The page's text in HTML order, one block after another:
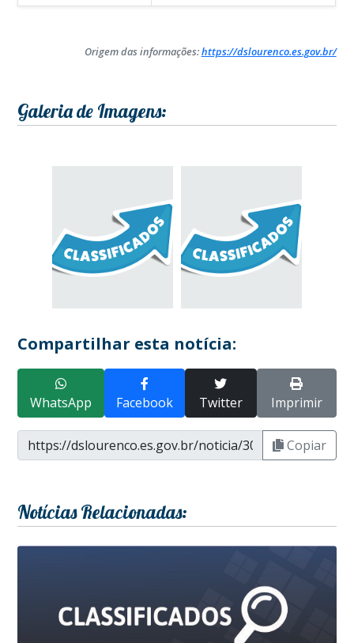
Origem das informações:https://dslourenco.es.gov.br/
Galeria de Imagens:
Compartilhar esta notícia:
WhatsApp Facebook Twitter Imprimir
Copiar
Notícias Relacionadas: